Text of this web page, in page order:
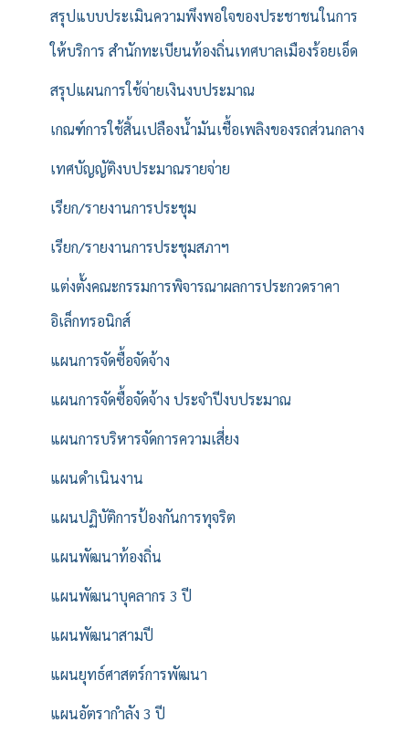
สรุปแบบประเมินความพึงพอใจของประชาชนในการ
ให้บริการ สำนักทะเบียนท้องถิ่นเทศบาลเมืองร้อยเอ็ด
สรุปแผนการใช้จ่ายเงินงบประมาณ
เกณฑ์การใช้สิ้นเปลืองน้ำมันเชื้อเพลิงของรถส่วนกลาง
เทศบัญญัติงบประมาณรายจ่าย
เรียก/รายงานการประชุม
เรียก/รายงานการประชุมสภาฯ
แต่งตั้งคณะกรรมการพิจารณาผลการประกวดราคา
อิเล็กทรอนิกส์
แผนการจัดซื้อจัดจ้าง
แผนการจัดซื้อจัดจ้าง ประจำปีงบประมาณ
แผนการบริหารจัดการความเสี่ยง
แผนดำเนินงาน
แผนปฏิบัติการป้องกันการทุจริต
แผนพัฒนาท้องถิ่น
แผนพัฒนาบุคลากร 3 ปี
แผนพัฒนาสามปี
แผนยุทธ์ศาสตร์การพัฒนา
แผนอัตรากำลัง 3 ปี